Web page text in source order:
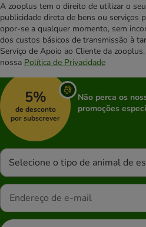
A zooplus tem o direito de utilizar o
publicidade direta de bens ou serviços
opor-se a qualquer momento, sem
dos custos básicos de transmissão à
Serviço de Apoio ao Cliente da
nossa Política de Privacidade
5%
de desconto
por subscrever
Não perca os
promoções
Selecione o tipo de animal de